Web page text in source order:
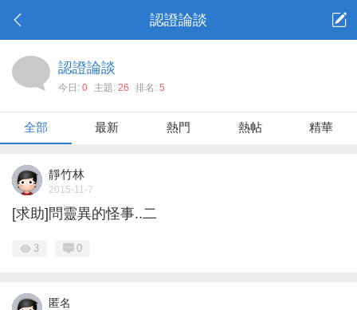
認證論談
認證論談
今日: 0 主題: 26 排名: 5
全部 最新 熱門 熱帖 精華
靜竹林
2015-11-7
[求助]問靈異的怪事..二
3 0
匿名